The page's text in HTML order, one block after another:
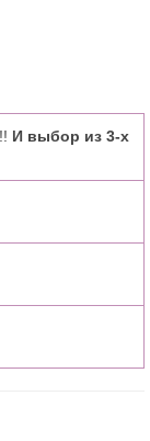
И выбор из 3-х